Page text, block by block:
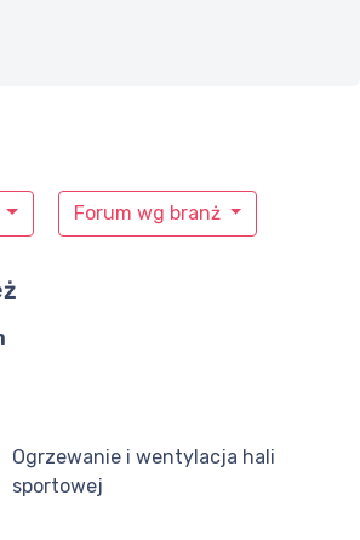
Forum wg branż
Ogrzewanie i wentylacja hali
sportowej